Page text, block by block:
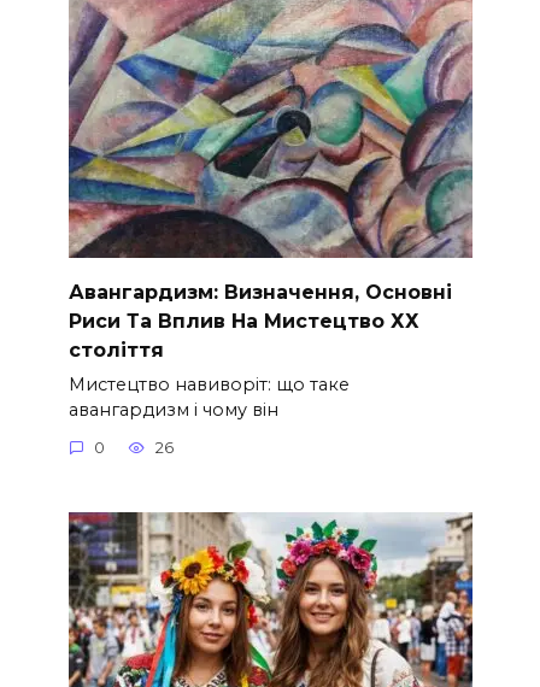
Авангардизм: Визначення, Основні
Риси Та Вплив На Мистецтво ХХ
століття
Мистецтво навиворіт: що таке
авангардизм і чому він
0 26